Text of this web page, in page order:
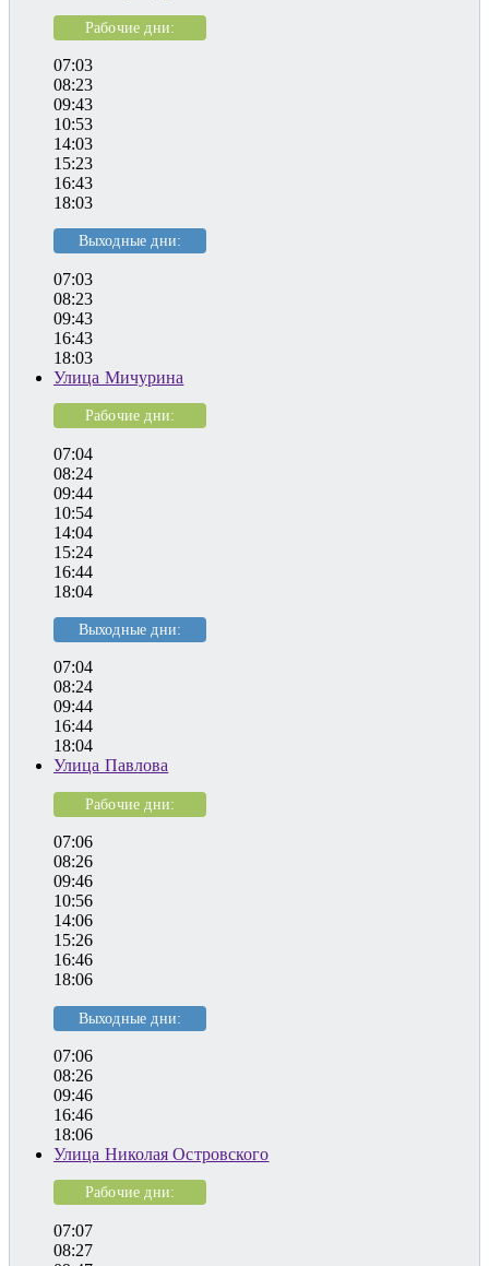
Рабочие дни:
07:03
08:23
09:43
10:53
14:03
15:23
16:43
18:03
Выходные дни:
07:03
08:23
09:43
16:43
18:03
Улица Мичурина
Рабочие дни:
07:04
08:24
09:44
10:54
14:04
15:24
16:44
18:04
Выходные дни:
07:04
08:24
09:44
16:44
18:04
Улица Павлова
Рабочие дни:
07:06
08:26
09:46
10:56
14:06
15:26
16:46
18:06
Выходные дни:
07:06
08:26
09:46
16:46
18:06
Улица Николая Островского
Рабочие дни:
07:07
08:27